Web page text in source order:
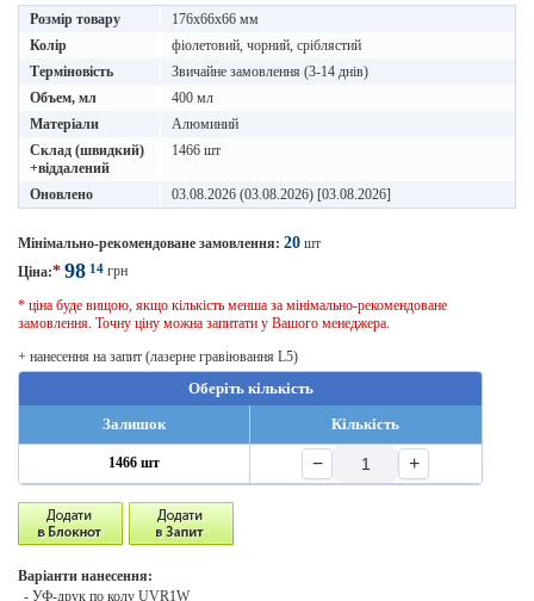
Розмір товару
176x66x66 мм
Колір
фіолетовий, чорний, сріблястий
Терміновість
Звичайне замовлення (3-14 днів)
Объем, мл
400 мл
Матеріали
Алюминий
Склад (швидкий)
+віддалений
1466 шт
Оновлено 03.08.2026 (03.08.2026) [03.08.2026]
Мінімально-рекомендоване замовлення: 20 шт
Ціна:* 98 14 грн
* ціна буде вищою, якщо кількість менша за мінімально-рекомендоване
замовлення. Точну ціну можна запитати у Вашого менеджера.
+ нанесення на запит (лазерне гравіювання L5)
Оберіть кількість
Залишок
Кількість
1466 шт − +
Варіанти нанесення:
- УФ-друк по колу UVR1W